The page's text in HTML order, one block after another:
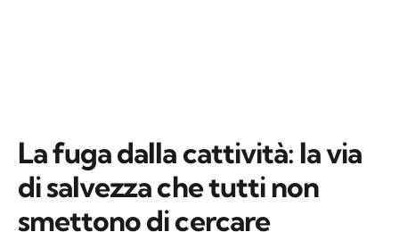
La fuga dalla cattività: la via
di salvezza che tutti non
smettono di cercare